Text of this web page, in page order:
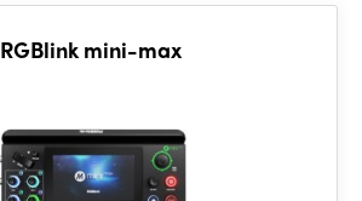
RGBlink mini-max